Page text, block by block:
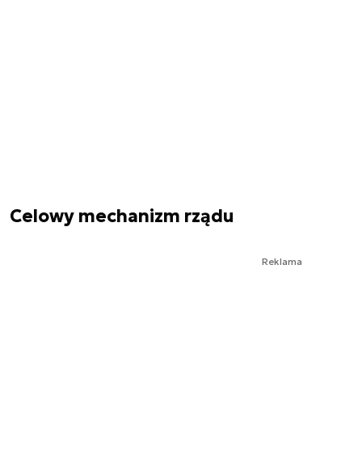
Celowy mechanizm rządu
Reklama